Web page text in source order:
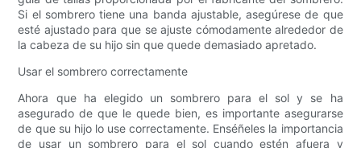
Si el sombrero tiene una banda ajustable, asegúrese de que
esté ajustado para que se ajuste cómodamente alrededor de
la cabeza de su hijo sin que quede demasiado apretado.
Usar el sombrero correctamente
Ahora que ha elegido un sombrero para el sol y se ha
asegurado de que le quede bien, es importante asegurarse
de que su hijo lo use correctamente. Enséñeles la importancia
de usar un sombrero para el sol cuando estén afuera y